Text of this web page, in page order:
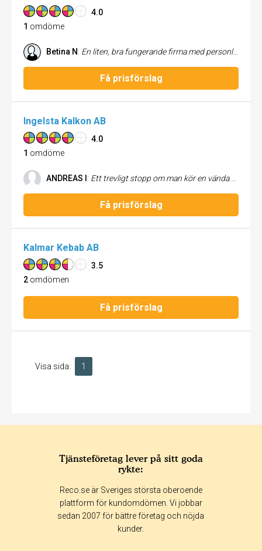
4.0
1 omdöme
Betina N: En liten, bra fungerande firma med personlig service och trevligt bemötande. Vill man frysa in något eller lagra torra varor så är det det rätta stället. De har bra kundkontakt. Och vilken utsikt över havet... spelar inte så stor roll men ändå!
Få prisförslag
Ingelsta Kalkon AB
4.0
1 omdöme
ANDREAS I : Ett trevligt stopp om man kör en vända runt Österlen. Ingelstad Kalkon serverar lunch och fika plus att du kan handla i deras gårdsbutik. Det verkar som om många andra gillar Ingelstad Kalkon då de säljer köttet i många svenska städer.
Få prisförslag
Kalmar Kebab AB
3.5
2 omdömen
Få prisförslag
Visa sida: 1
Tjänsteföretag lever på sitt goda
rykte:
Reco.se är Sveriges största oberoende
plattform för kundomdömen. Vi jobbar
sedan 2007 för bättre företag och nöjda
kunder.